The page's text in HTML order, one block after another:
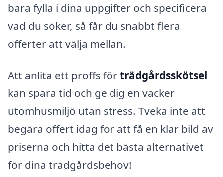
bara fylla i dina uppgifter och specificera
vad du söker, så får du snabbt flera
offerter att välja mellan.
Att anlita ett proffs förträdgårdsskötsel
kan spara tid och ge dig en vacker
utomhusmiljö utan stress. Tveka inte att
begära offert idag för att få en klar bild av
priserna och hitta det bästa alternativet
för dina trädgårdsbehov!